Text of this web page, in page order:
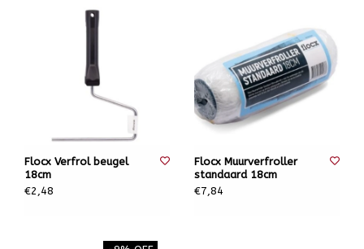
Flocx Verfrol beugel
18cm
€2,48
Flocx Muurverfroller
standaard 18cm
€7,84